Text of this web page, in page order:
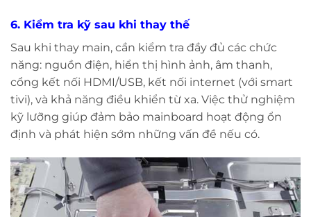
6. Kiểm tra kỹ sau khi thay thế
Sau khi thay main, cần kiểm tra đầy đủ các chức
năng: nguồn điện, hiển thị hình ảnh, âm thanh,
cổng kết nối HDMI/USB, kết nối internet (với smart
tivi), và khả năng điều khiển từ xa. Việc thử nghiệm
kỹ lưỡng giúp đảm bảo mainboard hoạt động ổn
định và phát hiện sớm những vấn đề nếu có.